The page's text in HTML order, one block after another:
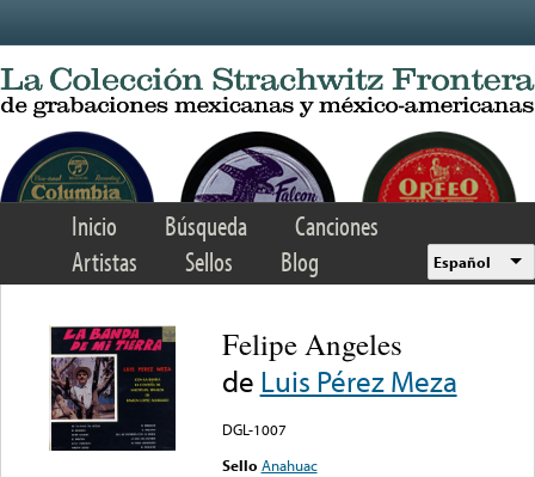
Inicio Búsqueda
Canciones
Artistas
Sellos Blog Español
Felipe Angeles
de Luis Pérez Meza
DGL-1007
Sello Anahuac